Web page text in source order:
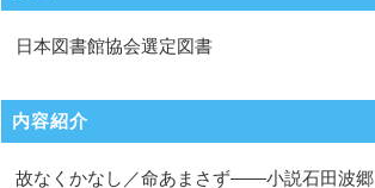
日本図書館協会選定図書
内容紹介
故なくかなし／命あまさず――小説石田波郷